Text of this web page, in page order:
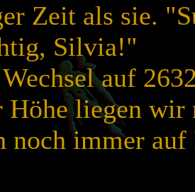
Zeit als sie.
Silvia!"
auf
Höhe liegen wir
noch immer auf